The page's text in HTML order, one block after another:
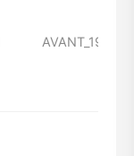
AVANT_1949